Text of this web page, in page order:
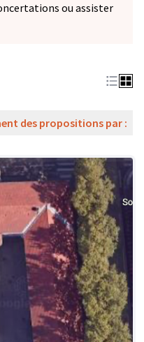
ou assister
des propositions par :